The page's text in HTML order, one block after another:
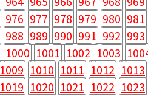
976 977 978 979 980 981
988 989 990 991 992 993
1000 1001 1002 1003
1009 1010 1011 1012 1013
1019 1020 1021 1022 1023